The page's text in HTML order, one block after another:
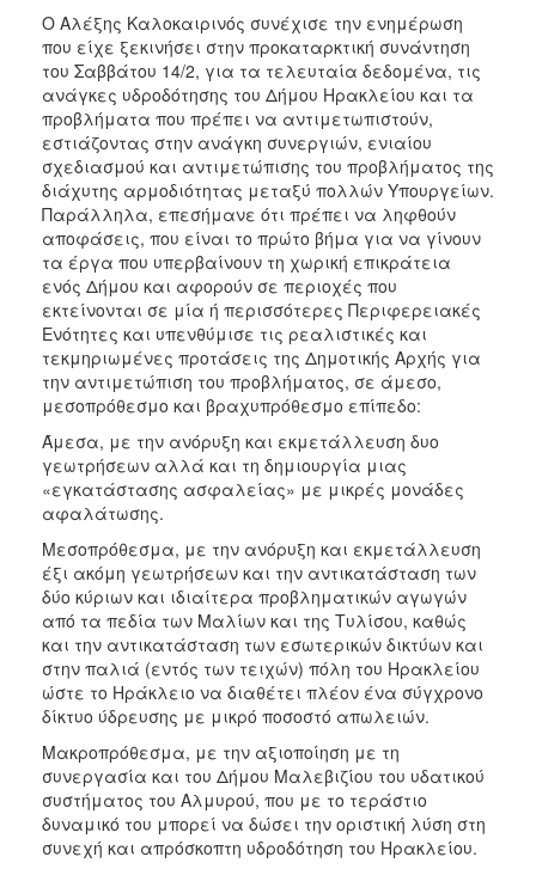
Ο Αλέξης Καλοκαιρινός συνέχισε την ενημέρωση
που είχε ξεκινήσει στην προκαταρκτική συνάντηση
του Σαββάτου 14/2, για τα τελευταία δεδομένα, τις
ανάγκες υδροδότησης του Δήμου Ηρακλείου και τα
προβλήματα που πρέπει να αντιμετωπιστούν,
εστιάζοντας στην ανάγκη συνεργιών, ενιαίου
σχεδιασμού και αντιμετώπισης του προβλήματος της
διάχυτης αρμοδιότητας μεταξύ πολλών Υπουργείων.
Παράλληλα, επεσήμανε ότι πρέπει να ληφθούν
αποφάσεις, που είναι το πρώτο βήμα για να γίνουν
τα έργα που υπερβαίνουν τη χωρική επικράτεια
ενός Δήμου και αφορούν σε περιοχές που
εκτείνονται σε μία ή περισσότερες Περιφερειακές
Ενότητες και υπενθύμισε τις ρεαλιστικές και
τεκμηριωμένες προτάσεις της Δημοτικής Αρχής για
την αντιμετώπιση του προβλήματος, σε άμεσο,
μεσοπρόθεσμο και βραχυπρόθεσμο επίπεδο:
Άμεσα, με την ανόρυξη και εκμετάλλευση δυο
γεωτρήσεων αλλά και τη δημιουργία μιας
«εγκατάστασης ασφαλείας» με μικρές μονάδες
αφαλάτωσης.
Μεσοπρόθεσμα, με την ανόρυξη και εκμετάλλευση
έξι ακόμη γεωτρήσεων και την αντικατάσταση των
δύο κύριων και ιδιαίτερα προβληματικών αγωγών
από τα πεδία των Μαλίων και της Τυλίσου, καθώς
και την αντικατάσταση των εσωτερικών δικτύων και
στην παλιά (εντός των τειχών) πόλη του Ηρακλείου
ώστε το Ηράκλειο να διαθέτει πλέον ένα σύγχρονο
δίκτυο ύδρευσης με μικρό ποσοστό απωλειών.
Μακροπρόθεσμα, με την αξιοποίηση με τη
συνεργασία και του Δήμου Μαλεβιζίου του υδατικού
συστήματος του Αλμυρού, που με το τεράστιο
δυναμικό του μπορεί να δώσει την οριστική λύση στη
συνεχή και απρόσκοπτη υδροδότηση του Ηρακλείου.